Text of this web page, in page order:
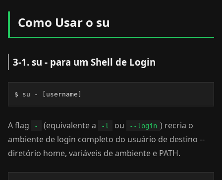
Como Usar o su
3-1. su - para um Shell de Login
$ su - [username]
A flag - (equivalente a -l ou --login ) recria o
ambiente de login completo do usuário de destino --
diretório home, variáveis de ambiente e PATH.